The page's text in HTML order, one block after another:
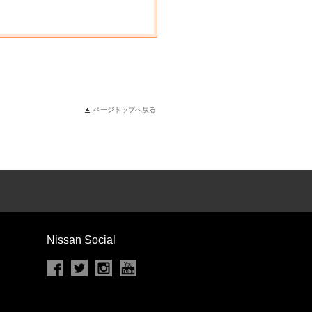
ページトップへ戻る
Nissan Social